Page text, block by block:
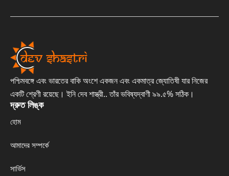
পশ্চিমবঙ্গে এবং ভারতের বাকি অংশে একজন এবং একমাত্র জ্যোতিষী যার নিজের
একটি শ্রেণী রয়েছে। ইনি দেব শাস্ত্রী.. তাঁর ভবিষ্যদ্বাণী ৯৯.৫% সঠিক।
দ্রুত লিঙ্ক
হোম
আমাদের সম্পর্কে
সার্ভিস